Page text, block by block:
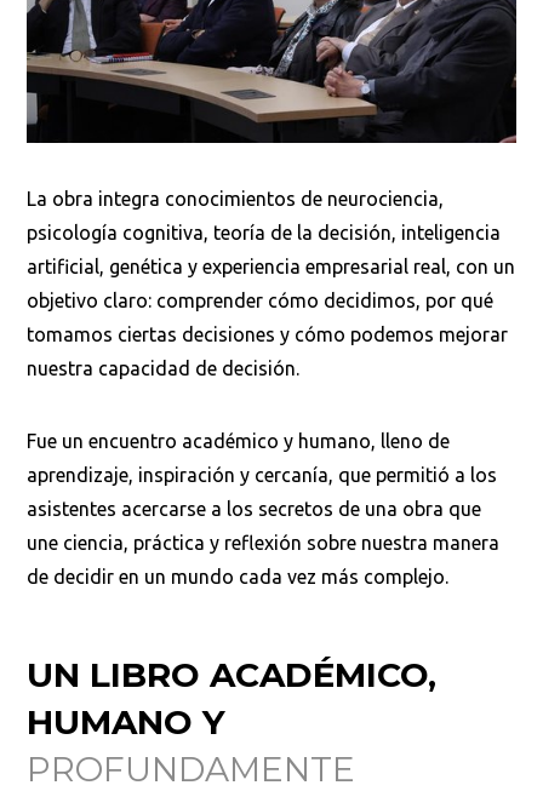
La obra integra conocimientos de neurociencia,
psicología cognitiva, teoría de la decisión, inteligencia
artificial, genética y experiencia empresarial real, con un
objetivo claro: comprender cómo decidimos, por qué
tomamos ciertas decisiones y cómo podemos mejorar
nuestra capacidad de decisión.
Fue un encuentro académico y humano, lleno de
aprendizaje, inspiración y cercanía, que permitió a los
asistentes acercarse a los secretos de una obra que
une ciencia, práctica y reflexión sobre nuestra manera
de decidir en un mundo cada vez más complejo.
UN LIBRO ACADÉMICO,
HUMANO Y
PROFUNDAMENTE